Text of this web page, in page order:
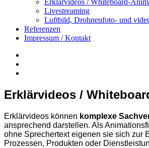
Erklärvideos / Whiteboard-
Livestreaming
Luftbild, Drohnenfoto- und
Referenzen
Impressum / Kontakt
Erklärvideos /
Erklärvideos können komplexe
ansprechend darstellen. Als
ohne Sprechertext eigenen sie sich zur
Prozessen, Produkten oder